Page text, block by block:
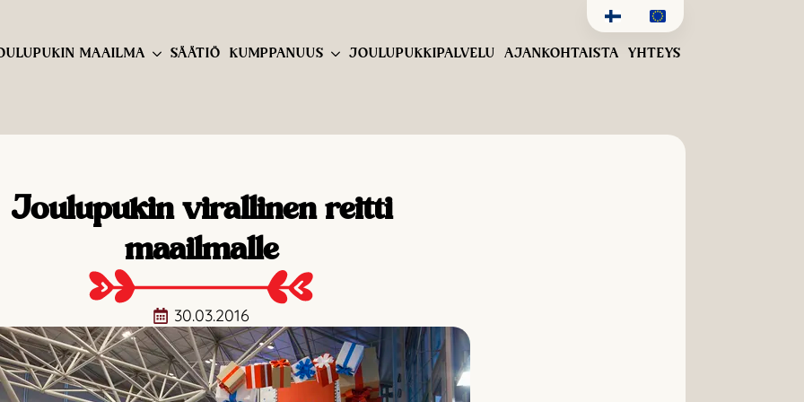
MAAILMA SÄÄTIÖ KUMPPANUUS JOULUPUKKIPALVELU AJANKOHTAISTA YHTEYS
Joulupukin virallinen reitti
maailmalle
30.03.2016